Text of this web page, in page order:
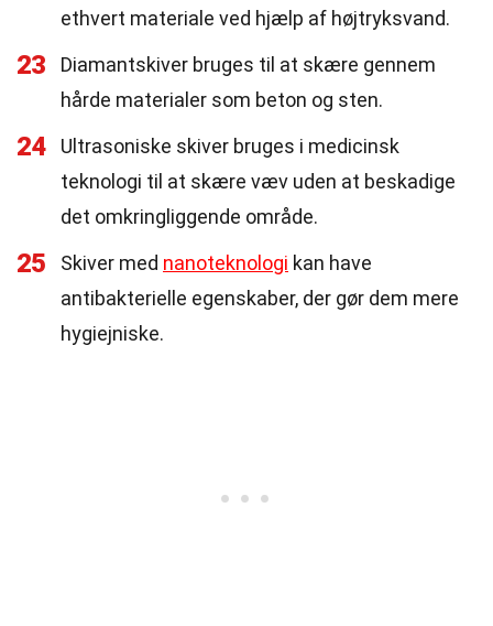
ethvert materiale ved hjælp af højtryksvand.
23
Diamantskiver bruges til at skære gennem
hårde materialer som beton og sten.
24
Ultrasoniske skiver bruges i medicinsk
teknologi til at skære væv uden at beskadige
det omkringliggende område.
25 Skiver med nanoteknologi kan have
antibakterielle egenskaber, der gør dem mere
hygiejniske.